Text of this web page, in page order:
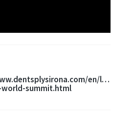
en/lp/implant-
summit.html